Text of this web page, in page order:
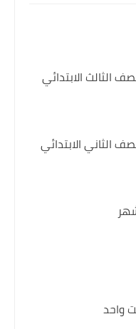
الثالث الابتدائي
الثاني الابتدائي